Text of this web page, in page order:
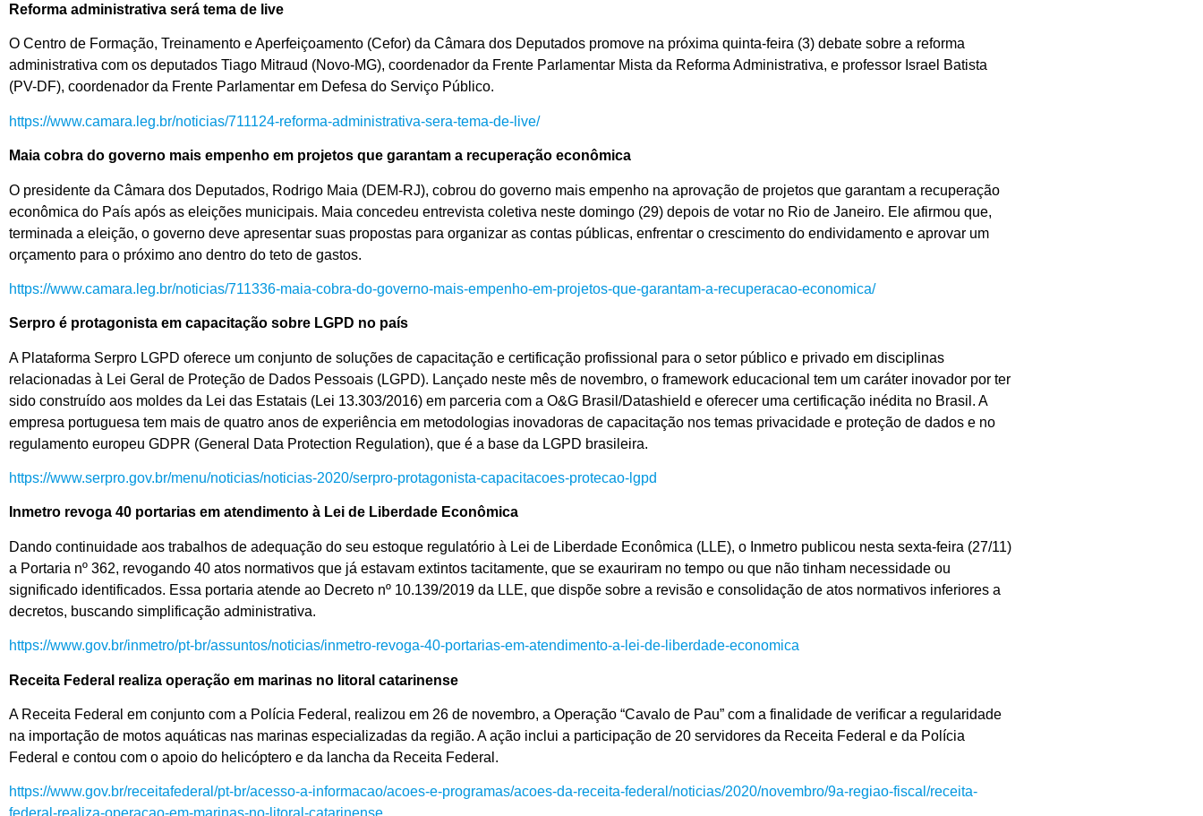
Reforma administrativa será tema de live
O Centro de Formação, Treinamento e Aperfeiçoamento (Cefor) da Câmara dos Deputados promove na próxima quinta-feira (3) debate sobre a reforma
administrativa com os deputados Tiago Mitraud (Novo-MG), coordenador da Frente Parlamentar Mista da Reforma Administrativa, e professor Israel Batista
(PV-DF), coordenador da Frente Parlamentar em Defesa do Serviço Público.
https://www.camara.leg.br/noticias/711124-reforma-administrativa-sera-tema-de-live/
Maia cobra do governo mais empenho em projetos que garantam a recuperação econômica
O presidente da Câmara dos Deputados, Rodrigo Maia (DEM-RJ), cobrou do governo mais empenho na aprovação de projetos que garantam a recuperação
econômica do País após as eleições municipais. Maia concedeu entrevista coletiva neste domingo (29) depois de votar no Rio de Janeiro. Ele afirmou que,
terminada a eleição, o governo deve apresentar suas propostas para organizar as contas públicas, enfrentar o crescimento do endividamento e aprovar um
orçamento para o próximo ano dentro do teto de gastos.
https://www.camara.leg.br/noticias/711336-maia-cobra-do-governo-mais-empenho-em-projetos-que-garantam-a-recuperacao-economica/
Serpro é protagonista em capacitação sobre LGPD no país
A Plataforma Serpro LGPD oferece um conjunto de soluções de capacitação e certificação profissional para o setor público e privado em disciplinas
relacionadas à Lei Geral de Proteção de Dados Pessoais (LGPD). Lançado neste mês de novembro, o framework educacional tem um caráter inovador por ter
sido construído aos moldes da Lei das Estatais (Lei 13.303/2016) em parceria com a O&G Brasil/Datashield e oferecer uma certificação inédita no Brasil. A
empresa portuguesa tem mais de quatro anos de experiência em metodologias inovadoras de capacitação nos temas privacidade e proteção de dados e no
regulamento europeu GDPR (General Data Protection Regulation), que é a base da LGPD brasileira.
https://www.serpro.gov.br/menu/noticias/noticias-2020/serpro-protagonista-capacitacoes-protecao-lgpd
Inmetro revoga 40 portarias em atendimento à Lei de Liberdade Econômica
Dando continuidade aos trabalhos de adequação do seu estoque regulatório à Lei de Liberdade Econômica (LLE), o Inmetro publicou nesta sexta-feira (27/11)
a Portaria nº 362, revogando 40 atos normativos que já estavam extintos tacitamente, que se exauriram no tempo ou que não tinham necessidade ou
significado identificados. Essa portaria atende ao Decreto nº 10.139/2019 da LLE, que dispõe sobre a revisão e consolidação de atos normativos inferiores a
decretos, buscando simplificação administrativa.
https://www.gov.br/inmetro/pt-br/assuntos/noticias/inmetro-revoga-40-portarias-em-atendimento-a-lei-de-liberdade-economica
Receita Federal realiza operação em marinas no litoral catarinense
A Receita Federal em conjunto com a Polícia Federal, realizou em 26 de novembro, a Operação “Cavalo de Pau” com a finalidade de verificar a regularidade
na importação de motos aquáticas nas marinas especializadas da região. A ação inclui a participação de 20 servidores da Receita Federal e da Polícia
Federal e contou com o apoio do helicóptero e da lancha da Receita Federal.
https://www.gov.br/receitafederal/pt-br/acesso-a-informacao/acoes-e-programas/acoes-da-receita-federal/noticias/2020/novembro/9a-regiao-fiscal/receita-